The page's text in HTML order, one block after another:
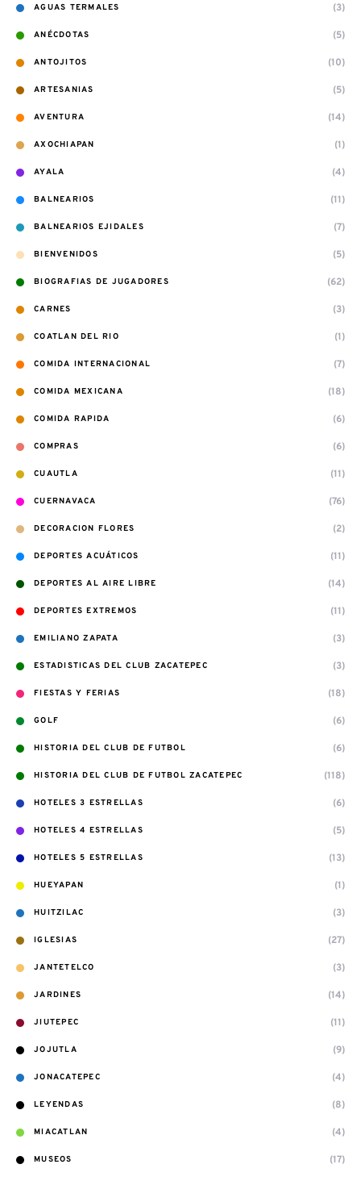
AGUAS TERMALES (3)
ANÉCDOTAS (5)
ANTOJITOS (10)
ARTESANIAS (5)
AVENTURA (14)
AXOCHIAPAN (1)
AYALA (4)
BALNEARIOS (11)
BALNEARIOS EJIDALES (7)
BIENVENIDOS (5)
BIOGRAFIAS DE JUGADORES (62)
CARNES (3)
COATLAN DEL RIO (1)
COMIDA INTERNACIONAL (7)
COMIDA MEXICANA (18)
COMIDA RAPIDA (6)
COMPRAS (6)
CUAUTLA (11)
CUERNAVACA (76)
DECORACION FLORES (2)
DEPORTES ACUÁTICOS (11)
DEPORTES AL AIRE LIBRE (14)
DEPORTES EXTREMOS (11)
EMILIANO ZAPATA (3)
ESTADISTICAS DEL CLUB ZACATEPEC (3)
FIESTAS Y FERIAS (18)
GOLF (6)
HISTORIA DEL CLUB DE FUTBOL (6)
HISTORIA DEL CLUB DE FUTBOL ZACATEPEC (118)
HOTELES 3 ESTRELLAS (6)
HOTELES 4 ESTRELLAS (5)
HOTELES 5 ESTRELLAS (13)
HUEYAPAN (1)
HUITZILAC (3)
IGLESIAS (27)
JANTETELCO (3)
JARDINES (14)
JIUTEPEC (11)
JOJUTLA (9)
JONACATEPEC (4)
LEYENDAS (8)
MIACATLAN (4)
MUSEOS (17)